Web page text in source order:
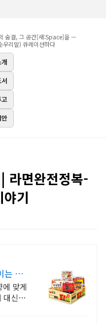
숨결, 그 공간[새:Space]을 —
우리말) 큐레이션하다
라면완전정복-
기
는 한
맞게
대신,